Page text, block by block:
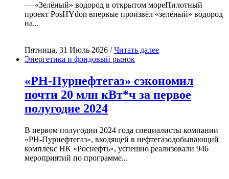
— «Зелёный» водород в открытом мореПилотный
проект PosHYdon впервые произвёл «зелёный» водород
на...
Пятница, 31 Июль 2026 /Читать далее
Энергетика и фондовый рынок
«РН-Пурнефтегаз» сэкономил
почти 20 млн кВт*ч за первое
полугодие 2024
В первом полугодии 2024 года специалисты компании
«РН-Пурнефтегаз», входящей в нефтегазодобывающий
комплекс НК «Роснефть», успешно реализовали 946
мероприятий по программе...